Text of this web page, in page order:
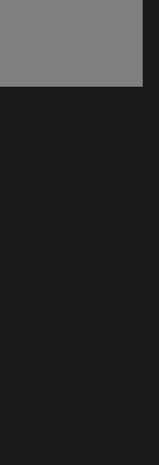
ventana)
ventana)